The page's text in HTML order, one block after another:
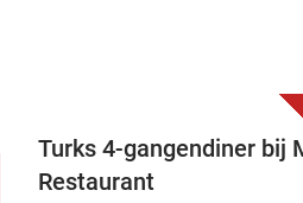
Turks 4-gangendiner bij
Restaurant